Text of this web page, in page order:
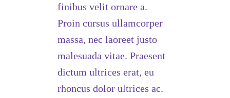
finibus velit ornare a.
Proin cursus ullamcorper
massa, nec laoreet justo
malesuada vitae. Praesent
dictum ultrices erat, eu
rhoncus dolor ultrices ac.